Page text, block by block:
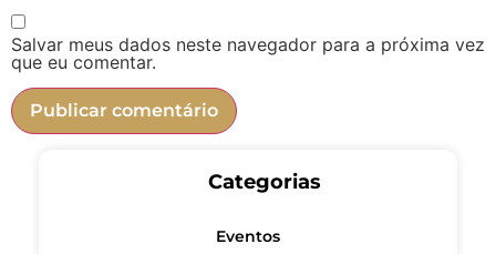
Salvar meus dados neste navegador para a próxima vez
que eu comentar.
Categorias
Eventos